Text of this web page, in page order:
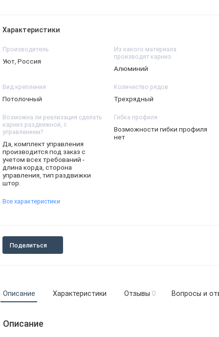
Характеристики
Производитель
Уют, Россия
Из какого материала
производят карниз
Алюминий
Вид крепления
Потолочный
Количество рядов
Трехрядный
Возможна ли реализация сделать
карниз раздвижной, с
управлением?
Да, комплект управления
производится под заказ с
учетом всех требований -
длина корда, сторона
управления, тип раздвижки
штор.
Гибка профиля
Возможности гибки профиля
нет
Все характеристики
Поделиться
Описание Характеристики Отзывы 0 Вопросы и
Описание